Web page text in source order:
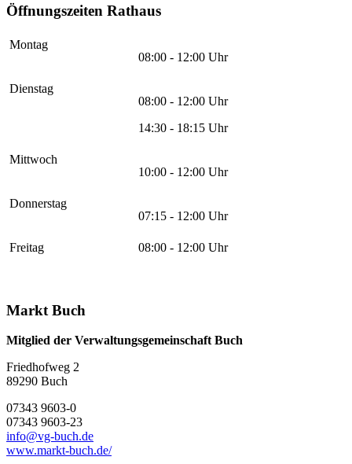
Öffnungszeiten Rathaus
Montag
08:00 - 12:00 Uhr
Dienstag
08:00 - 12:00 Uhr
14:30 - 18:15 Uhr
Mittwoch
10:00 - 12:00 Uhr
Donnerstag
07:15 - 12:00 Uhr
Freitag 08:00 - 12:00 Uhr
Markt Buch
Mitglied der Verwaltungsgemeinschaft Buch
Friedhofweg 2
89290 Buch
07343 9603-0
07343 9603-23
info@vg-buch.de
www.markt-buch.de/